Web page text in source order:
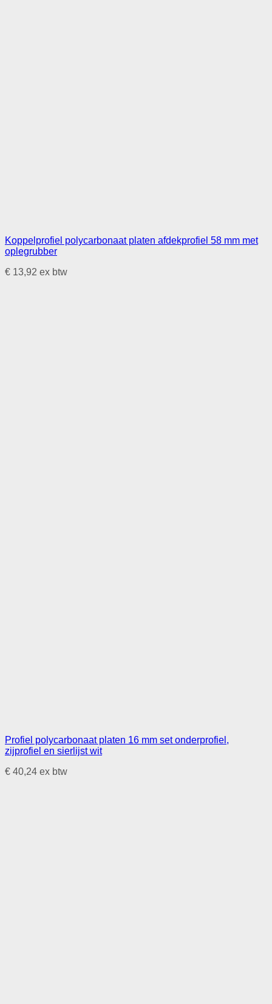
Koppelprofiel polycarbonaat platen afdekprofiel 58 mm met
oplegrubber
€ 13,92 ex btw
Profiel polycarbonaat platen 16 mm set onderprofiel,
zijprofiel en sierlijst wit
€ 40,24 ex btw